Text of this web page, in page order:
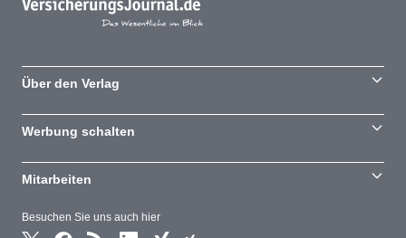
Besuchen Sie uns auch hier
Über den Verlag
Werbung schalten
Mitarbeiten